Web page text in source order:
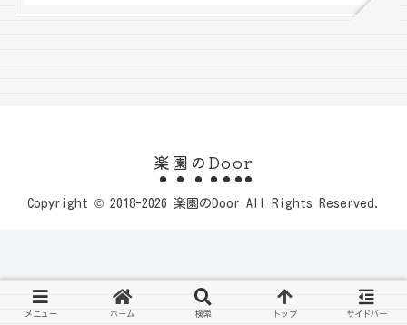
楽園のDoor
Copyright © 2018-2026 楽園のDoor All Rights Reserved.
メニュー ホーム 検索 トップ サイドバー